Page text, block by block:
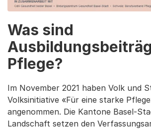
Was sind
Pflege?
Im November 2021 haben Volk und
Volksinitiative «Für eine starke
angenommen. Die Kantone Basel-
Landschaft setzen den